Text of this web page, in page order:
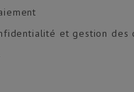
et gestion des